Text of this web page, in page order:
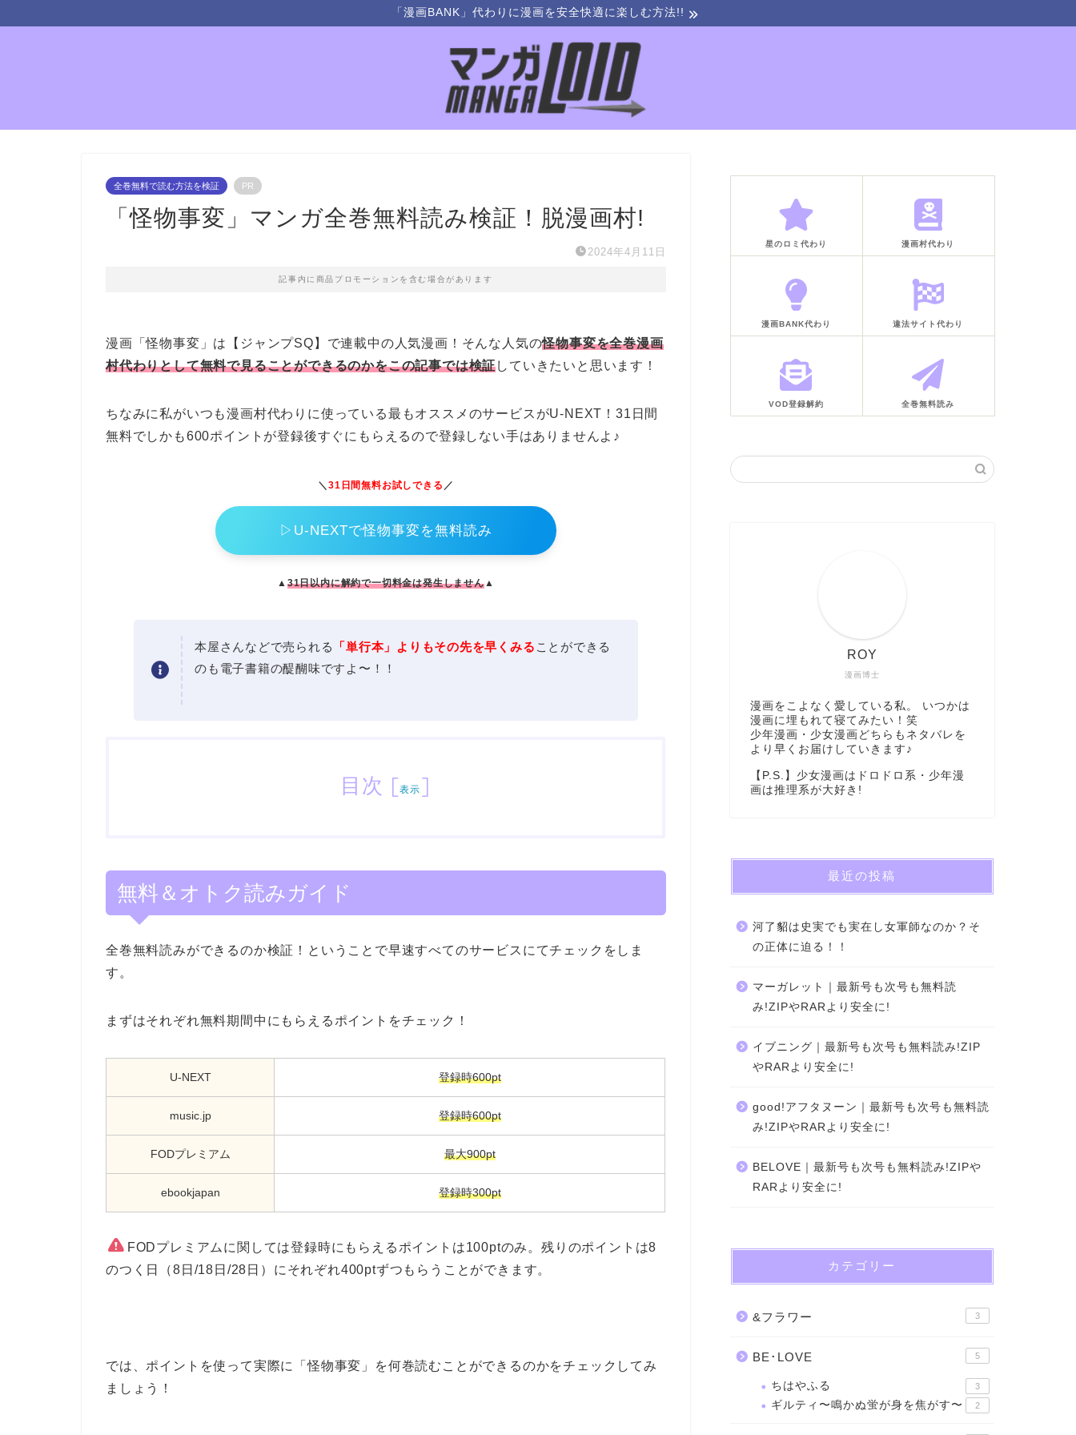
「漫画BANK」代わりに漫画を安全快適に楽しむ方法!!
全巻無料で読む方法を検証 PR
「怪物事変」マンガ全巻無料読み検証！脱漫画村!
2024年4月11日
記事内に商品プロモーションを含む場合があります
漫画「怪物事変」は【ジャンプSQ】で連載中の人気漫画！そんな人気の怪物事変を全巻漫画
村代わりとして無料で見ることができるのかをこの記事では検証していきたいと思います！
ちなみに私がいつも漫画村代わりに使っている最もオススメのサービスがU-NEXT！31日間
無料でしかも600ポイントが登録後すぐにもらえるので登録しない手はありませんよ♪
＼31日間無料お試しできる ／
▷U-NEXTで怪物事変を無料読み
▲ 31日以内に解約で一切料金は発生しません▲
本屋さんなどで売られる 「単行本」よりもその先を早くみる ことができる
のも電子書籍の醍醐味ですよ〜！！
目次 [表示 ]
無料＆オトク読みガイド
全巻無料読みができるのか検証！ということで早速すべてのサービスにてチェックをしま
す。
まずはそれぞれ無料期間中にもらえるポイントをチェック！
U-NEXT 登録時600pt
music.jp 登録時600pt
FODプレミアム 最大900pt
ebookjapan 登録時300pt
FODプレミアムに関しては登録時にもらえるポイントは100ptのみ。残りのポイントは8
のつく日（8日/18日/28日）にそれぞれ400ptずつもらうことができます。
では、ポイントを使って実際に「怪物事変」を何巻読むことができるのかをチェックしてみ
ましょう！
星のロミ代わり 漫画村代わり
漫画BANK代わり 違法サイト代わり
VOD登録解約 全巻無料読み
漫画博士
ROY
漫画をこよなく愛している私。 いつかは
漫画に埋もれて寝てみたい！笑
少年漫画・少女漫画どちらもネタバレを
より早くお届けしていきます♪
【P.S.】少女漫画はドロドロ系・少年漫
画は推理系が大好き!
最近の投稿
河了貂は史実でも実在し女軍師なのか？そ
の正体に迫る！！
マーガレット｜最新号も次号も無料読
み!ZIPやRARより安全に!
イブニング｜最新号も次号も無料読み!ZIP
やRARより安全に!
good!アフタヌーン｜最新号も次号も無料読
み!ZIPやRARより安全に!
BELOVE｜最新号も次号も無料読み!ZIPや
RARより安全に!
カテゴリー
&フラワー 3
BE･LOVE 5
ちはやふる 3
ギルティ〜鳴かぬ蛍が身を焦がす〜 2